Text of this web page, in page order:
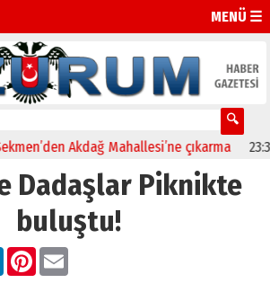
MENÜ ☰
Akdağ Mahallesi’ne çıkarma 23:32
Dadaşlar Piknikte
buluştu!
LinkedIn
Pinterest
Email